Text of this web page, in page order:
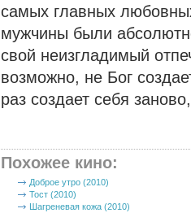
самых главных
мужчины были
свой неизгладимый
возможно, не Бог
раз создает себя
Похожее кино:
Доброе утро (2010)
Тост (2010)
Шагреневая кожа (2010)